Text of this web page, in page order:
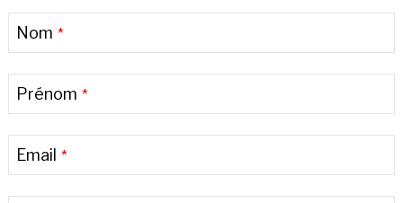
Nom *
Prénom *
Email *